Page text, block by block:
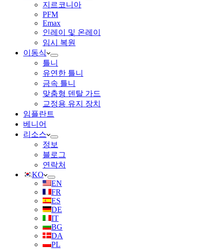
지르코니아
PFM
Emax
인레이 및 온레이
임시 복원
이동식
틀니
유연한 틀니
금속 틀니
맞춤형 덴탈 가드
교정용 유지 장치
임플란트
베니어
리소스
정보
블로그
연락처
KO
EN
FR
ES
DE
IT
BG
DA
PL